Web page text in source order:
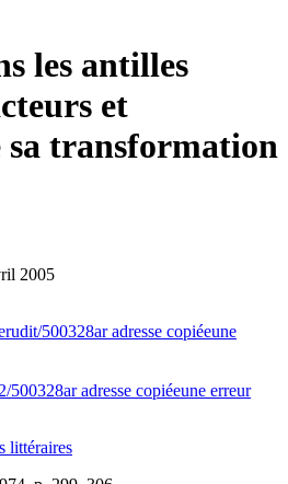
les antilles
et
sa transformation
2005
500328aradresse copiéeune
500328aradresse copiéeune erreur
littéraires